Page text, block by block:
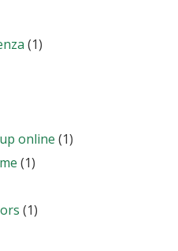
(1)
online (1)
(1)
(1)